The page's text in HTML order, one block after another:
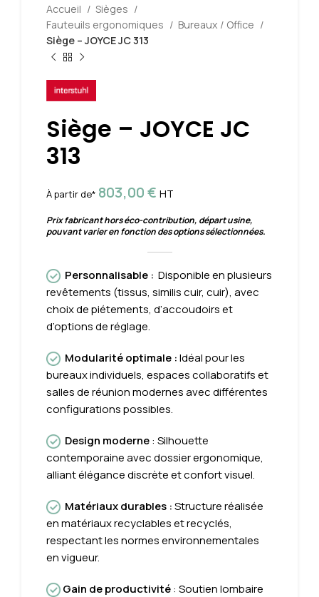
Accueil
Sièges
Fauteuils ergonomiques
Bureaux / Office
Siège – JOYCE JC 313
Siège – JOYCE JC
313
À partir de* 803,00€ HT
Prix fabricant hors éco-contribution, départ usine,
pouvant varier en fonction des options sélectionnées.
Personnalisable : Disponible en plusieurs
revêtements (tissus, similis cuir, cuir), avec
choix de piétements, d’accoudoirs et
d’options de réglage.
Modularité optimale :Idéal pour les
bureaux individuels, espaces collaboratifs et
salles de réunion modernes avec différentes
configurations possibles.
Design moderne: Silhouette
contemporaine avec dossier ergonomique,
alliant élégance discrète et confort visuel.
Matériaux durables :Structure réalisée
en matériaux recyclables et recyclés,
respectant les normes environnementales
en vigueur.
Gain de productivité: Soutien lombaire